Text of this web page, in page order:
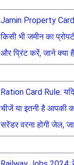
Jamin Property
किसी भी जमीन का
और प्रिंट करें, जाने क्या है
Ration Card Rule:
चीजें या इतनी है आपकी
सरेंडर वरना होगी जेल,